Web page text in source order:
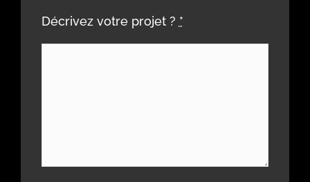
Décrivez votre projet ? *